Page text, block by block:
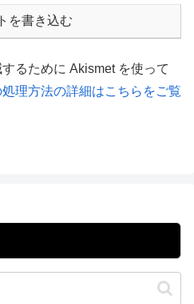
を書き込む
るために Akismet を使って
理方法の詳細はこちらをご覧